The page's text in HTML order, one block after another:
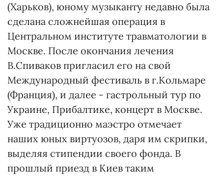
(Харьков), юному музыканту недавно была
сделана сложнейшая операция в
Центральном институте травматологии в
Москве. После окончания лечения
В.Спиваков пригласил его на свой
Международный фестиваль в г.Кольмаре
(Франция), и далее - гастрольный тур по
Украине, Прибалтике, концерт в Москве.
Уже традиционно маэстро отмечает
наших юных виртуозов, даря им скрипки,
выделяя стипендии своего фонда. В
прошлый приезд в Киев таким